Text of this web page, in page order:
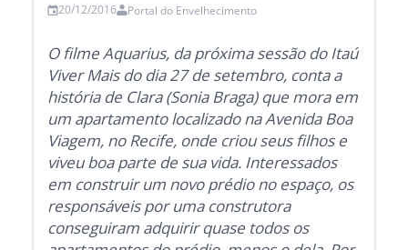
20/12/2016 Portal do Envelhecimento
O filme Aquarius, da próxima sessão do Itaú
Viver Mais do dia 27 de setembro, conta a
história de Clara (Sonia Braga) que mora em
um apartamento localizado na Avenida Boa
Viagem, no Recife, onde criou seus filhos e
viveu boa parte de sua vida. Interessados
em construir um novo prédio no espaço, os
responsáveis por uma construtora
conseguiram adquirir quase todos os